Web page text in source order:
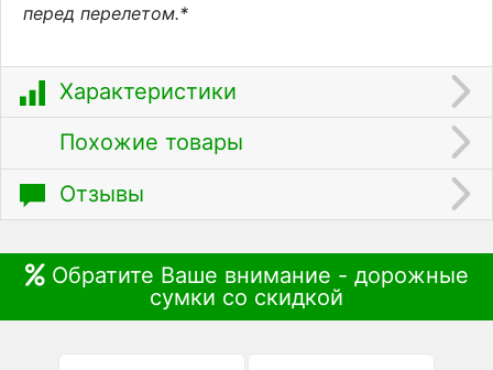
перед перелетом.*
Характеристики
Похожие товары
Отзывы
Обратите Ваше внимание - дорожные
сумки со скидкой